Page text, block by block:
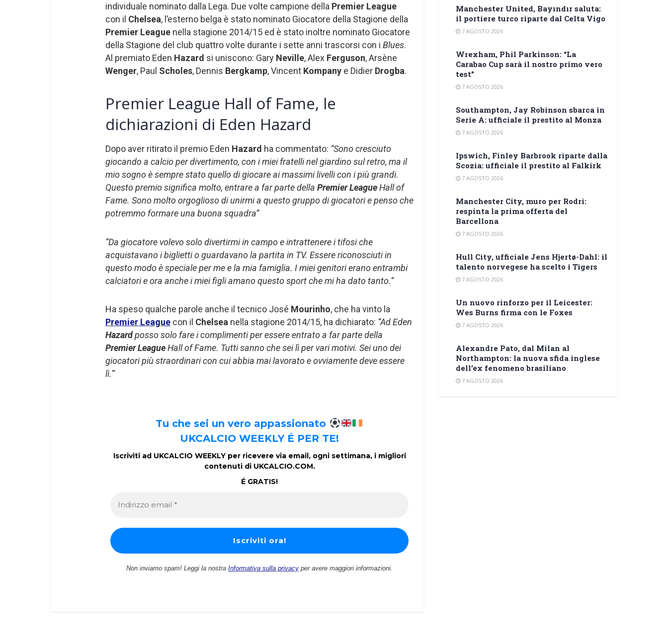
individuale nominato dalla Lega. Due volte campione della Premier League
con il Chelsea, l’esterno belga è stato nominato Giocatore della Stagione della
Premier League nella stagione 2014/15 ed è stato inoltre nominato Giocatore
della Stagione del club quattro volte durante i sette anni trascorsi con i Blues.
Al premiato Eden Hazard si uniscono: Gary Neville, Alex Ferguson, Arsène
Wenger, Paul Scholes, Dennis Bergkamp, Vincent Kompany e Didier Drogba.
Premier League Hall of Fame, le
dichiarazioni di Eden Hazard
Dopo aver ritirato il premio Eden Hazard ha commentato: “Sono cresciuto
giocando a calcio per divertimento, con i miei fratelli nel giardino sul retro, ma il
mio sogno è sempre stato quello di giocare ai massimi livelli con i più grandi.
Questo premio significa molto, entrare a far parte della Premier LeagueHall of
Fame. Sono molto orgoglioso di unirmi a questo gruppo di giocatori e penso che
potremmo formare una buona squadra”
“Da giocatore volevo solo divertirmi in campo e intrattenere i tifosi che
acquistavano i biglietti o guardavano la partita in TV. Essere riconosciuti in
questo modo è speciale per me e la mia famiglia. I miei genitori erano entrambi
calciatori e ora anche i miei figli amano questo sport che mi ha dato tanto.”
Ha speso qualche parole anche il tecnico José Mourinho, che ha vinto la
Premier League con il Chelsea nella stagione 2014/15, ha dichiarato: “Ad Eden
Hazardposso solo fare i complimenti per essere entrato a far parte della
Premier LeagueHall of Fame. Tutti sanno che sei lì per vari motivi. Sei uno dei
giocatori più straordinari con cui abbia mai lavorato e ovviamente deve essere
lì.“
Tu che sei un vero appassionato
UKCALCIO WEEKLY É PER TE!
Iscriviti ad UKCALCIO WEEKLY per ricevere via email, ogni settimana, i migliori
contenuti di UKCALCIO.COM.
É GRATIS!
Non inviamo spam! Leggi la nostra Informativa sulla privacy per avere maggiori informazioni.
Manchester United, Bayındır saluta:
il portiere turco riparte dal Celta Vigo
7 AGOSTO 2026
Wrexham, Phil Parkinson: “La
Carabao Cup sarà il nostro primo vero
test”
7 AGOSTO 2026
Southampton, Jay Robinson sbarca in
Serie A: ufficiale il prestito al Monza
7 AGOSTO 2026
Ipswich, Finley Barbrook riparte dalla
Scozia: ufficiale il prestito al Falkirk
7 AGOSTO 2026
Manchester City, muro per Rodri:
respinta la prima offerta del
Barcellona
7 AGOSTO 2026
Hull City, ufficiale Jens Hjertø-Dahl: il
talento norvegese ha scelto i Tigers
7 AGOSTO 2026
Un nuovo rinforzo per il Leicester:
Wes Burns firma con le Foxes
7 AGOSTO 2026
Alexandre Pato, dal Milan al
Northampton: la nuova sfida inglese
dell’ex fenomeno brasiliano
7 AGOSTO 2026